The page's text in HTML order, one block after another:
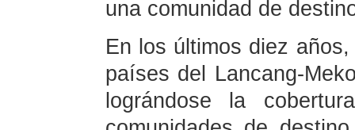
una comunidad de
En los últimos diez
países del Lancang-
lográndose la